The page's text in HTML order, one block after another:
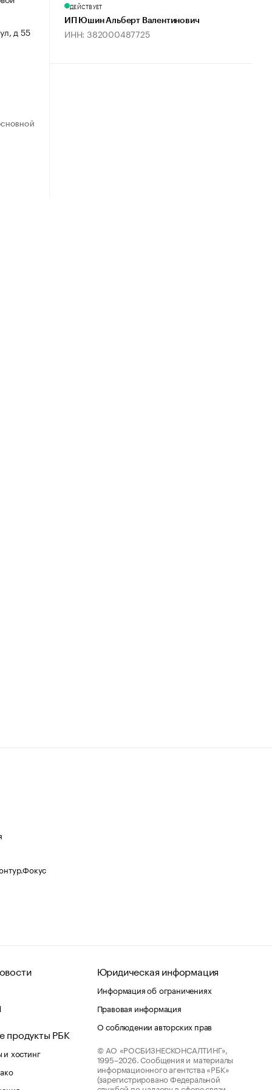
д 55
ДЕЙСТВУЕТ
ИП Юшин Альберт Валентинович
ИНН: 382000487725
продукты РБК
хостинг
Юридическая информация
Информация об ограничениях
Правовая информация
О соблюдении авторских прав
© АО «РОСБИЗНЕСКОНСАЛТИНГ»,
1995–2026. Сообщения и материалы
информационного агентства «РБК»
(зарегистрировано Федеральной